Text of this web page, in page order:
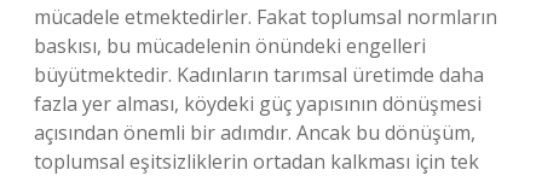
mücadele etmektedirler. Fakat toplumsal normların
baskısı, bu mücadelenin önündeki engelleri
büyütmektedir. Kadınların tarımsal üretimde daha
fazla yer alması, köydeki güç yapısının dönüşmesi
açısından önemli bir adımdır. Ancak bu dönüşüm,
toplumsal eşitsizliklerin ortadan kalkması için tek